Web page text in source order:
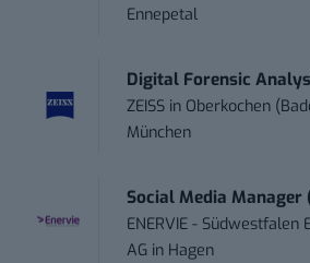
Ennepetal
Digital Forensic
ZEISS in Oberkochen
München
Social Media
ENERVIE - Südwestfalen
AG in Hagen